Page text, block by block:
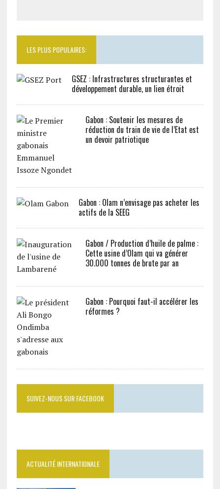
LES PLUS POPULAIRES:
GSEZ : Infrastructures structurantes et
développement durable, un lien étroit
Gabon : Soutenir les mesures de
réduction du train de vie de l’Etat est
un devoir patriotique
Gabon : Olam n’envisage pas acheter les
actifs de la SEEG
Gabon / Production d’huile de palme :
Cette usine d’Olam qui va générer
30.000 tonnes de brute par an
Gabon : Pourquoi faut-il accélérer les
réformes ?
SUIVEZ-NOUS SUR FACEBOOK
ACTUALITÉ INTERNATIONALE